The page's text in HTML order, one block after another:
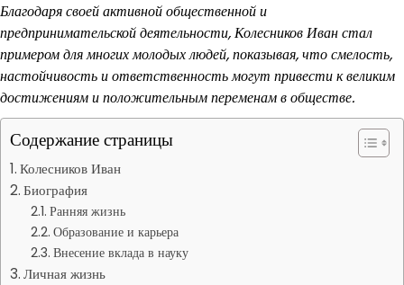
Благодаря своей активной общественной и
предпринимательской деятельности, Колесников Иван стал
примером для многих молодых людей, показывая, что смелость,
настойчивость и ответственность могут привести к великим
достижениям и положительным переменам в обществе.
Содержание страницы
Колесников Иван
Биография
Ранняя жизнь
Образование и карьера
Внесение вклада в науку
Личная жизнь